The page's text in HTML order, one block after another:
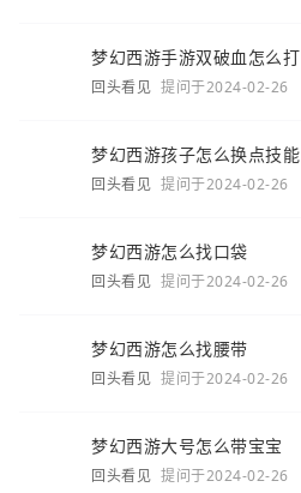
梦幻西游手游双破血怎么打
回头看见 提问于2024-02-26
梦幻西游孩子怎么换点技能
回头看见 提问于2024-02-26
梦幻西游怎么找口袋
回头看见 提问于2024-02-26
梦幻西游怎么找腰带
回头看见 提问于2024-02-26
梦幻西游大号怎么带宝宝
回头看见 提问于2024-02-26